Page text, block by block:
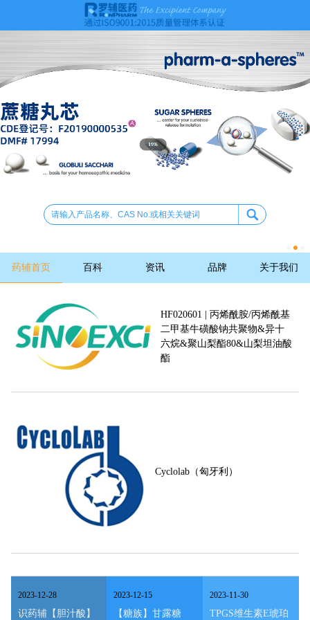
药辅首页 百科 资讯 品牌 关于我们
HF020601 | 丙烯酰胺/丙烯酰基
二甲基牛磺酸钠共聚物&异十
六烷&聚山梨酯80&山梨坦油酸
酯
Cyclolab（匈牙利）
识药辅【胆汁酸】
2023-12-28
【糖族】甘露糖
2023-12-15
TPGS维生素E琥珀
2023-11-30